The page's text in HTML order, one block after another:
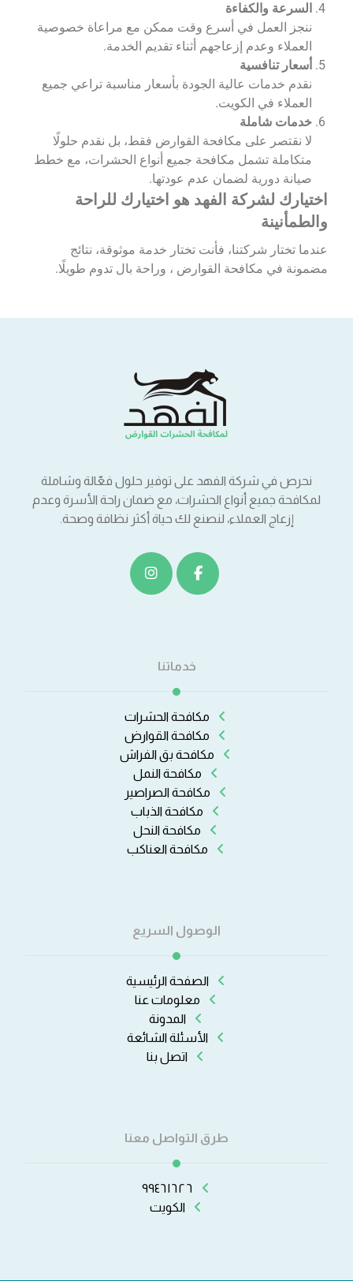
السرعة والكفاءة
ننجز العمل في أسرع وقت ممكن مع مراعاة خصوصية
العملاء وعدم إزعاجهم أثناء تقديم الخدمة.
أسعار تنافسية
نقدم خدمات عالية الجودة بأسعار مناسبة تراعي جميع
العملاء في الكويت.
خدمات شاملة
لا نقتصر على مكافحة القوارض فقط، بل نقدم حلولًا
متكاملة تشمل مكافحة جميع أنواع الحشرات، مع خطط
صيانة دورية لضمان عدم عودتها.
اختيارك لشركة الفهد هو اختيارك للراحة
والطمأنينة
عندما تختار شركتنا، فأنت تختار خدمة موثوقة، نتائج
مضمونة في مكافحة القوارض ، وراحة بال تدوم طويلًا.
نحرص في شركة الفهد على توفير حلول فعّالة وشاملة
لمكافحة جميع أنواع الحشرات، مع ضمان راحة الأسرة وعدم
إزعاج العملاء، لنصنع لك حياة أكثر نظافة وصحة.
خدماتنا
مكافحة الحشرات
مكافحة القوارض
مكافحة بق الفراش
مكافحة النمل
مكافحة الصراصير
مكافحة الذباب
مكافحة النحل
مكافحة العناكب
الوصول السريع
الصفحة الرئيسية
معلومات عنا
المدونة
الأسئلة الشائعة
اتصل بنا
طرق التواصل معنا
٩٩٤٦١٦٢٦
الكويت